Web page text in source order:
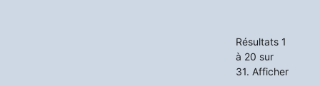
Résultats 1
à 20 sur
31. Afficher